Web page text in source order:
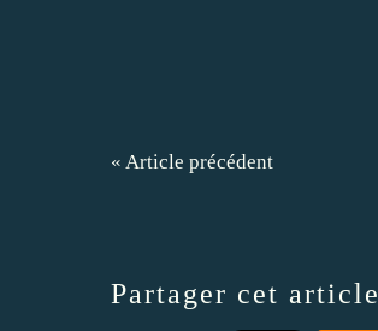
« Article précédent
Partager cet article